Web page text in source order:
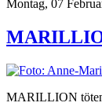
Montag, 07
MARILLION